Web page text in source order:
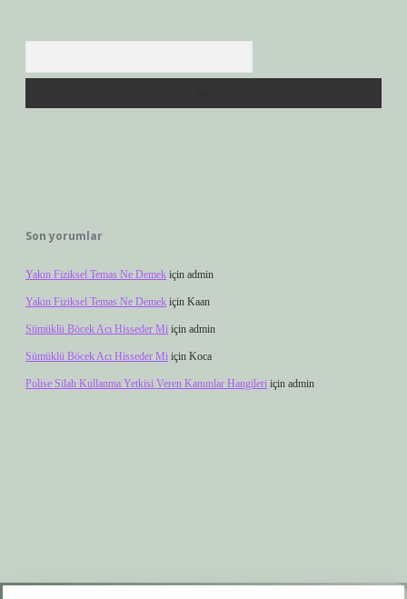
Son yorumlar
Yakın Fiziksel Temas Ne Demek için admin
Yakın Fiziksel Temas Ne Demek için Kaan
Sümüklü Böcek Acı Hisseder Mi için admin
Sümüklü Böcek Acı Hisseder Mi için Koca
Polise Silah Kullanma Yetkisi Veren Kanunlar Hangileri için admin
elexbet giriş